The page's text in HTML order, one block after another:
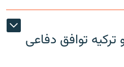
توافق دفاعی